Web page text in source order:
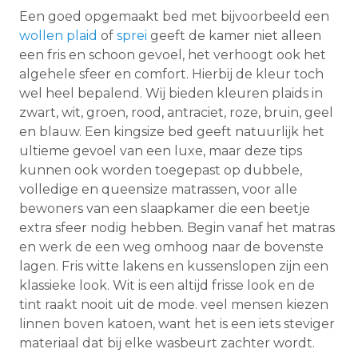
Een goed opgemaakt bed met bijvoorbeeld een
wollen plaid of sprei geeft de kamer niet alleen
een fris en schoon gevoel, het verhoogt ook het
algehele sfeer en comfort. Hierbij de kleur toch
wel heel bepalend. Wij bieden kleuren plaids in
zwart, wit, groen, rood, antraciet, roze, bruin, geel
en blauw. Een kingsize bed geeft natuurlijk het
ultieme gevoel van een luxe, maar deze tips
kunnen ook worden toegepast op dubbele,
volledige en queensize matrassen, voor alle
bewoners van een slaapkamer die een beetje
extra sfeer nodig hebben. Begin vanaf het matras
en werk de een weg omhoog naar de bovenste
lagen. Fris witte lakens en kussenslopen zijn een
klassieke look. Wit is een altijd frisse look en de
tint raakt nooit uit de mode. veel mensen kiezen
linnen boven katoen, want het is een iets steviger
materiaal dat bij elke wasbeurt zachter wordt.